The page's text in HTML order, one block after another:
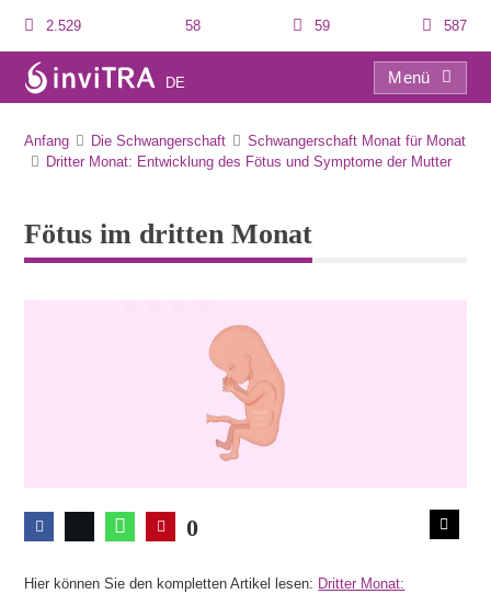
2.529 58 59 587
DE
Menü
Anfang Die Schwangerschaft
Schwangerschaft Monat für Monat
Dritter Monat: Entwicklung des Fötus und Symptome der Mutter
Fötus im dritten Monat
0
Hier können Sie den kompletten Artikel lesen: Dritter Monat: